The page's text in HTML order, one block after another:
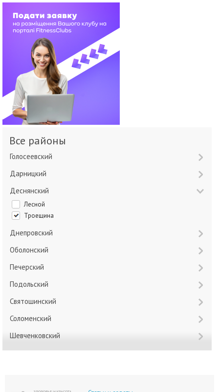
Все районы
Голосеевский
Дарницкий
Деснянский
Лесной
Троещина
Днепровский
Оболонский
Печерский
Подольский
Святошинский
Соломенский
Шевченковский